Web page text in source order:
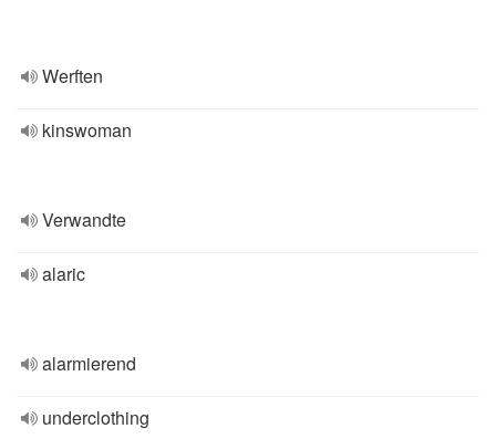
Werften
kinswoman
Verwandte
alaric
alarmierend
underclothing